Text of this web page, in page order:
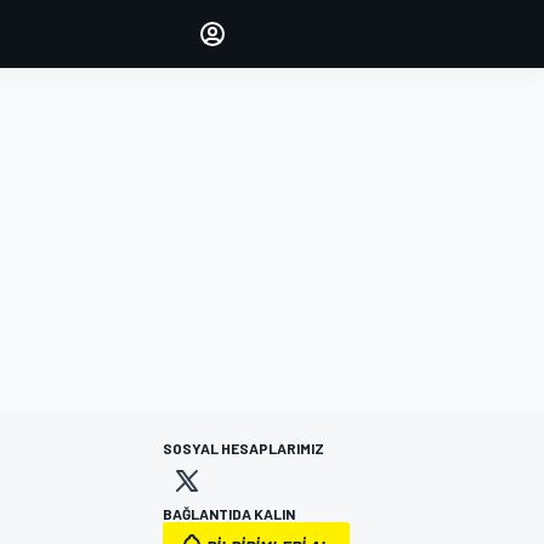
SOSYAL HESAPLARIMIZ
BAĞLANTIDA KALIN